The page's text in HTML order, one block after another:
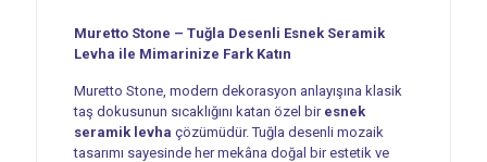
Muretto Stone – Tuğla Desenli Esnek Seramik
Levha ile Mimarinize Fark Katın
Muretto Stone, modern dekorasyon anlayışına klasik
taş dokusunun sıcaklığını katan özel bir esnek
seramik levha çözümüdür. Tuğla desenli mozaik
tasarımı sayesinde her mekâna doğal bir estetik ve